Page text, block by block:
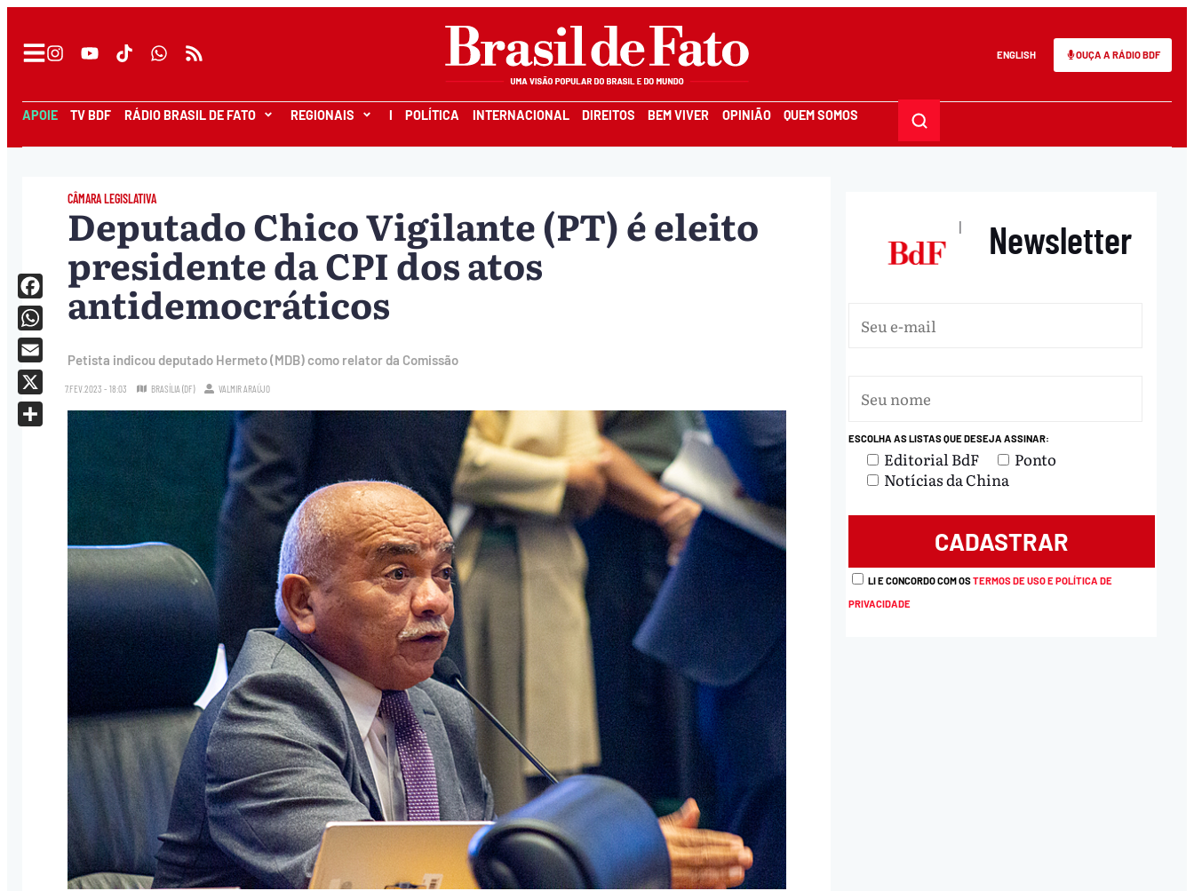
ENGLISH OUÇA A RÁDIO BDF
APOIE TV BDF RÁDIO BRASIL DE FATO REGIONAIS I POLÍTICA INTERNACIONAL DIREITOS BEM VIVER OPINIÃO QUEM SOMOS
CÂMARA LEGISLATIVA
Deputado Chico Vigilante (PT) é eleito
presidente da CPI dos atos
antidemocráticos
Petista indicou deputado Hermeto (MDB) como relator da Comissão
7.FEV.2023 - 18:03 BRASÍLIA (DF) VALMIR ARAÚJO
Facebook
WhatsApp
Email
X
| Newsletter
ESCOLHA AS LISTAS QUE DESEJA ASSINAR:
Editorial BdF
Ponto
Notícias da China
LI E CONCORDO COM OSTERMOS DE USO E POLÍTICA DE
PRIVACIDADE